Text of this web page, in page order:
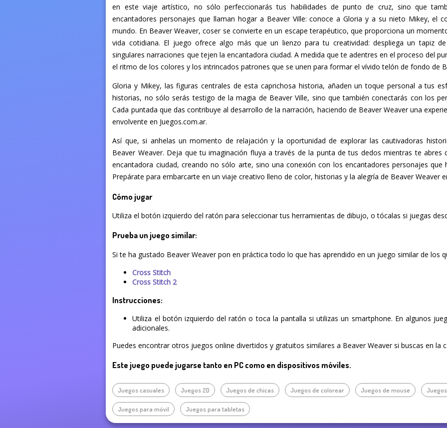
en este viaje artístico, no sólo perfeccionarás tus habilidades de punto de cruz, sino que
encantadores personajes que llaman hogar a Beaver Ville: conoce a Gloria y a su nieto Mikey, el
mundo. En Beaver Weaver, coser se convierte en un escape terapéutico, que proporciona un
vida cotidiana. El juego ofrece algo más que un lienzo para tu creatividad: despliega un tapiz
singulares narraciones que tejen la encantadora ciudad. A medida que te adentres en el proceso del
el ritmo de los colores y los intrincados patrones que se unen para formar el vívido telón de fondo de
Gloria y Mikey, las figuras centrales de esta caprichosa historia, añaden un toque personal a tus
historias, no sólo serás testigo de la magia de Beaver Ville, sino que también conectarás con los
Cada puntada que das contribuye al desarrollo de la narración, haciendo de Beaver Weaver una
envolvente en Juegos.com.ar.
Así que, si anhelas un momento de relajación y la oportunidad de explorar las cautivadoras
Beaver Weaver. Deja que tu imaginación fluya a través de la punta de tus dedos mientras te
encantadora ciudad, creando no sólo arte, sino una conexión con los encantadores personajes que
Prepárate para embarcarte en un viaje creativo lleno de color, historias y la alegría de Beaver Weaver
Cómo jugar
Utiliza el botón izquierdo del ratón para seleccionar tus herramientas de dibujo, o tócalas si juegas
Prueba un juego similar:
Si te ha gustado Beaver Weaver pon en práctica todo lo que has aprendido en un juego similar de los
Cross Stitch
Cross Stitch 2
Instrucciones:
Utiliza el botón izquierdo del ratón o toca la pantalla si utilizas un smartphone. En algunos
adicionales.
Puedes encontrar otros juegos online divertidos y gratuitos similares a Beaver Weaver si buscas en la
Este juego puede jugarse tanto en PC como en dispositivos móviles.
Juegos casuales Juegos 2D Juegos de chicas Juegos de colorear Juegos de mouse
Juegos para móvil Juegos para tabletas